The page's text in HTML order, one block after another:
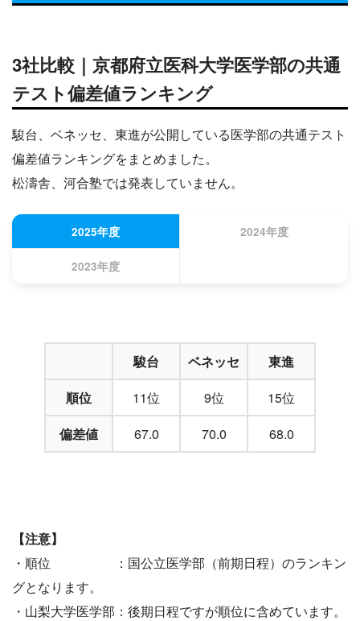
3社比較｜京都府立医科大学医学部の共通
テスト偏差値ランキング
駿台、ベネッセ、東進が公開している医学部の共通テスト
偏差値ランキングをまとめました。
松濤舎、河合塾では発表していません。
2025年度 2024年度
2023年度
駿台 ベネッセ
東進
順位
11位 9位
15位
偏差値
67.0 70.0 68.0
【注意】
・順位 ：国公立医学部（前期日程）のランキン
グとなります。
・山梨大学医学部：後期日程ですが順位に含めています。